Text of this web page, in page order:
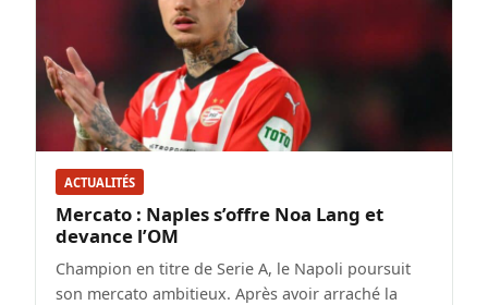
ACTUALITÉS
Mercato : Naples s’offre Noa Lang et
devance l’OM
Champion en titre de Serie A, le Napoli poursuit
son mercato ambitieux. Après avoir arraché la